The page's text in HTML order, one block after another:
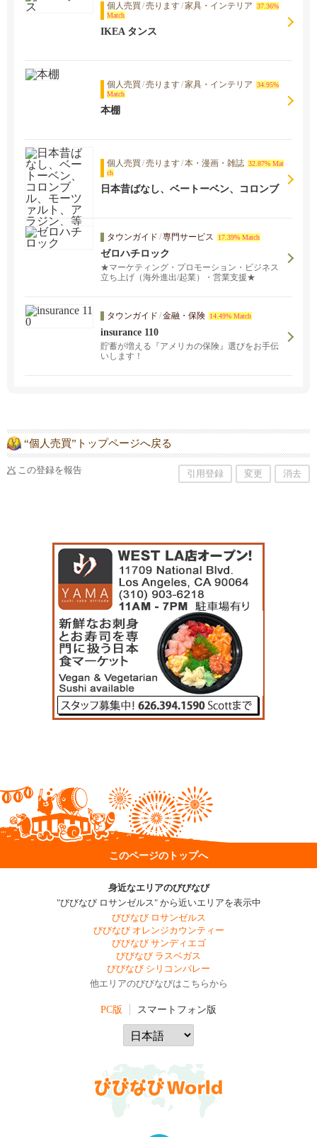
個人売買 /売ります/家具・インテリア
37.36%
Match
IKEA タンス
個人売買 /売ります/家具・インテリア
34.95%
Match
本棚
個人売買 /売ります/本・漫画・雑誌 32.87% Mat
ch
日本昔ばなし、ベートーベン、コロンブ
タウンガイド /専門サービス 17.39% Match
ゼロハチロック
★マーケティング・プロモーション・ビジネス
立ち上げ（海外進出/起業）・営業支援★
タウンガイド /金融・保険 14.49% Match
insurance 110
貯蓄が増える『アメリカの保険』選びをお手伝
いします！
“個人売買”トップページへ戻る
この登録を報告 引用登録 変更 消去
このページのトップへ
身近なエリアのびびなび
"びびなび ロサンゼルス" から近いエリアを表示中
びびなび ロサンゼルス
びびなび オレンジカウンティー
びびなび サンディエゴ
びびなび ラスベガス
びびなび シリコンバレー
他エリアのびびなびはこちらから
PC版 スマートフォン版